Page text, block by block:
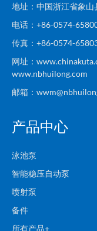
地址：中国浙江省象山
电话：+86-0574-
传真：+86-0574-
网址：
www.nbhuilong.com
邮箱：
产品中心
泳池泵
智能稳压自动泵
喷射泵
备件
所有产品+